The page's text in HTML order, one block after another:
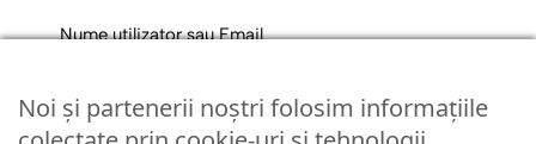
Nume utilizator sau Email
Parola
Noi și partenerii noștri folosim informațiile